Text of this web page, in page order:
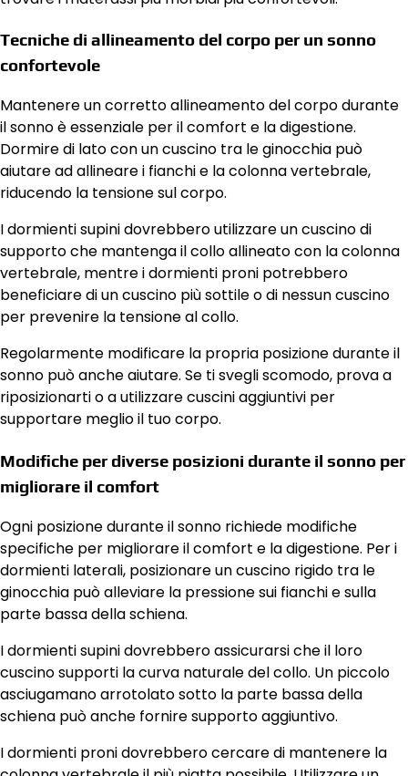
Tecniche di allineamento del corpo per un sonno
confortevole
Mantenere un corretto allineamento del corpo durante
il sonno è essenziale per il comfort e la digestione.
Dormire di lato con un cuscino tra le ginocchia può
aiutare ad allineare i fianchi e la colonna vertebrale,
riducendo la tensione sul corpo.
I dormienti supini dovrebbero utilizzare un cuscino di
supporto che mantenga il collo allineato con la colonna
vertebrale, mentre i dormienti proni potrebbero
beneficiare di un cuscino più sottile o di nessun cuscino
per prevenire la tensione al collo.
Regolarmente modificare la propria posizione durante il
sonno può anche aiutare. Se ti svegli scomodo, prova a
riposizionarti o a utilizzare cuscini aggiuntivi per
supportare meglio il tuo corpo.
Modifiche per diverse posizioni durante il sonno per
migliorare il comfort
Ogni posizione durante il sonno richiede modifiche
specifiche per migliorare il comfort e la digestione. Per i
dormienti laterali, posizionare un cuscino rigido tra le
ginocchia può alleviare la pressione sui fianchi e sulla
parte bassa della schiena.
I dormienti supini dovrebbero assicurarsi che il loro
cuscino supporti la curva naturale del collo. Un piccolo
asciugamano arrotolato sotto la parte bassa della
schiena può anche fornire supporto aggiuntivo.
I dormienti proni dovrebbero cercare di mantenere la